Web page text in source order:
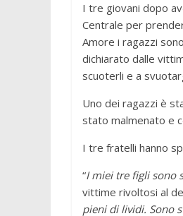
I tre giovani dopo
Centrale per
Amore i ragazzi
dichiarato dalle
scuoterli e a
Uno dei ragazzi è
stato malmenato e
I tre fratelli hanno
“I miei tre figli sono
vittime rivoltosi al
pieni di lividi. Sono